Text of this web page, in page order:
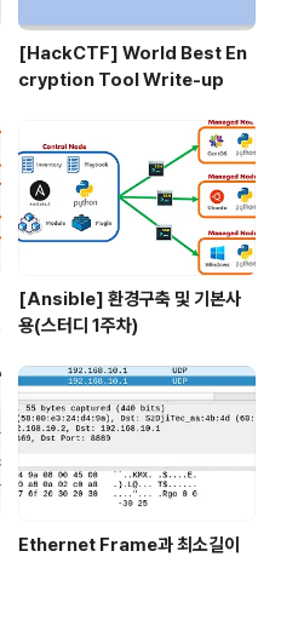
[HackCTF] World Best En
cryption Tool Write-up
[Ansible] 환경구축 및 기본사
용(스터디 1주차)
Ethernet Frame과 최소길이